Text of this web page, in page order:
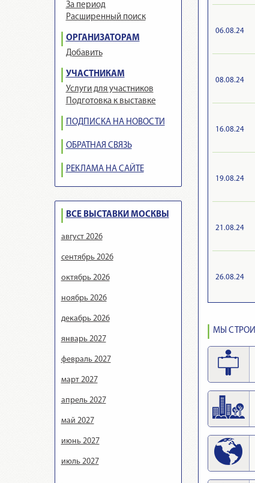
За период
Расширенный поиск
ОРГАНИЗАТОРАМ
Добавить
УЧАСТНИКАМ
Услуги для участников
Подготовка к выставке
ПОДПИСКА НА НОВОСТИ
ОБРАТНАЯ СВЯЗЬ
РЕКЛАМА НА САЙТЕ
ВСЕ ВЫСТАВКИ МОСКВЫ
август 2026
сентябрь 2026
октябрь 2026
ноябрь 2026
декабрь 2026
январь 2027
февраль 2027
март 2027
апрель 2027
май 2027
июнь 2027
июль 2027
06.08.24
08.08.24
16.08.24
19.08.24
21.08.24
26.08.24
МЫ